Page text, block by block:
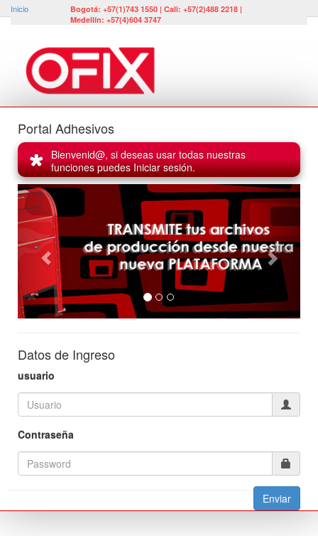
Inicio
Bogotá: +57(1)743 1550 | Cali: +57(2)488 2218 |
Medellín: +57(4)604 3747
Portal Adhesivos
Bienvenid@, si deseas usar todas nuestras
funciones puedes Iniciar sesión.
Datos de Ingreso
usuario
Contraseña